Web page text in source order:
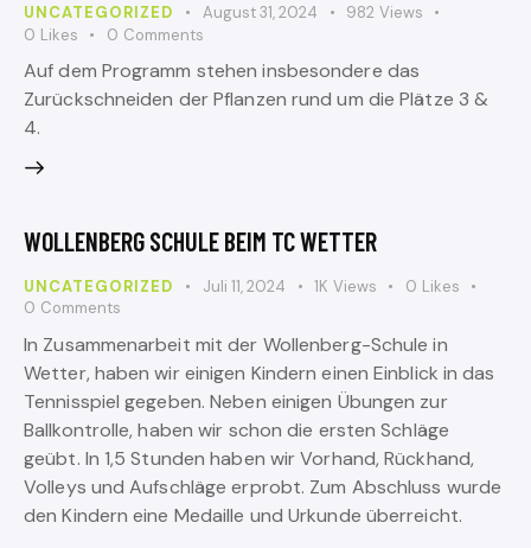
UNCATEGORIZED August 31, 2024 982 Views
0 Likes 0 Comments
Auf dem Programm stehen insbesondere das
Zurückschneiden der Pflanzen rund um die Plätze 3 &
4.
WOLLENBERG SCHULE BEIM TC WETTER
UNCATEGORIZED Juli 11, 2024 1K Views 0 Likes
0 Comments
In Zusammenarbeit mit der Wollenberg-Schule in
Wetter, haben wir einigen Kindern einen Einblick in das
Tennisspiel gegeben. Neben einigen Übungen zur
Ballkontrolle, haben wir schon die ersten Schläge
geübt. In 1,5 Stunden haben wir Vorhand, Rückhand,
Volleys und Aufschläge erprobt. Zum Abschluss wurde
den Kindern eine Medaille und Urkunde überreicht.